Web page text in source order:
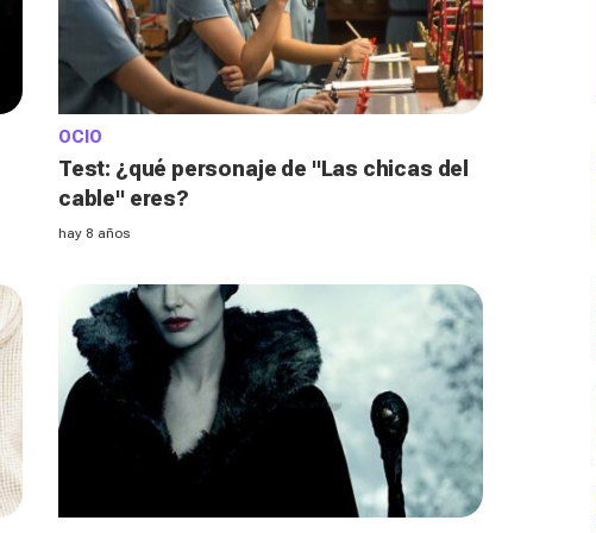
OCIO
Test: ¿qué personaje de "Las chicas del
cable" eres?
hay 8 años